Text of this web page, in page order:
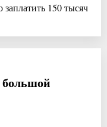
150 тысяч